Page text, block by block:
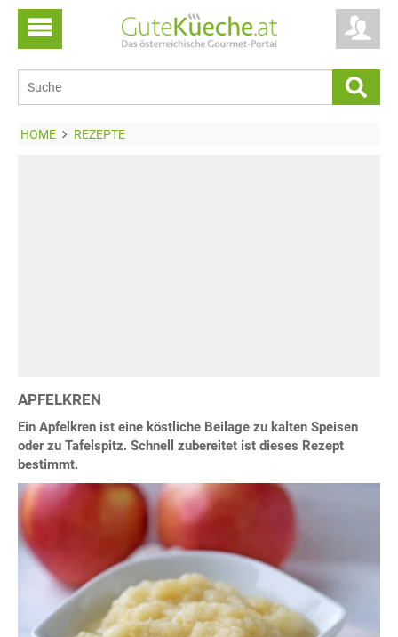
HOME REZEPTE
APFELKREN
Ein Apfelkren ist eine köstliche Beilage zu kalten Speisen
oder zu Tafelspitz. Schnell zubereitet ist dieses Rezept
bestimmt.